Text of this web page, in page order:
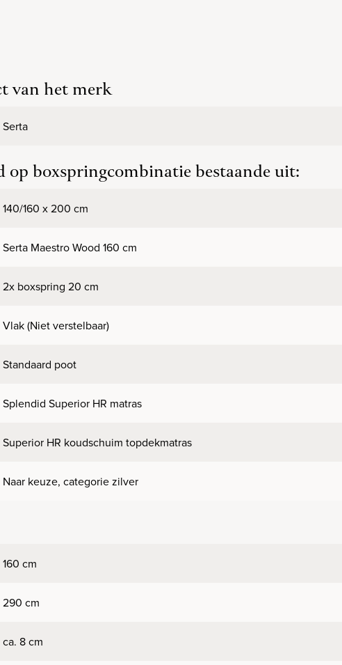
van het merk
Serta
op boxspringcombinatie bestaande uit:
140/160 x 200 cm
Serta Maestro Wood 160 cm
2x boxspring 20 cm
Vlak (Niet verstelbaar)
Standaard poot
Splendid Superior HR matras
Superior HR koudschuim topdekmatras
Naar keuze, categorie zilver
160 cm
290 cm
ca. 8 cm